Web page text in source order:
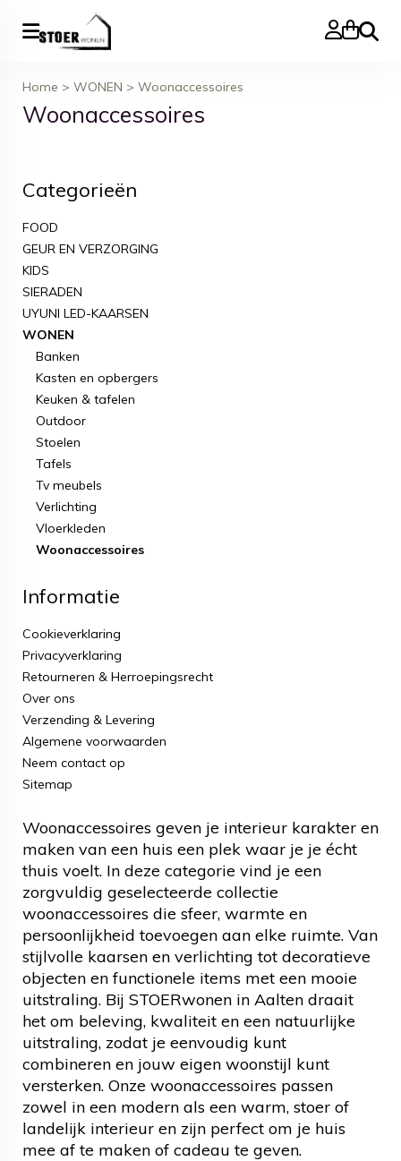
Zoeken
Home > WONEN > Woonaccessoires
Woonaccessoires
Categorieën
FOOD
GEUR EN VERZORGING
KIDS
SIERADEN
UYUNI LED-KAARSEN
WONEN
Banken
Kasten en opbergers
Keuken & tafelen
Outdoor
Stoelen
Tafels
Tv meubels
Verlichting
Vloerkleden
Woonaccessoires
Informatie
Cookieverklaring
Privacyverklaring
Retourneren & Herroepingsrecht
Over ons
Verzending & Levering
Algemene voorwaarden
Neem contact op
Sitemap
Woonaccessoires geven je interieur karakter en
maken van een huis een plek waar je je écht
thuis voelt. In deze categorie vind je een
zorgvuldig geselecteerde collectie
woonaccessoires die sfeer, warmte en
persoonlijkheid toevoegen aan elke ruimte. Van
stijlvolle kaarsen en verlichting tot decoratieve
objecten en functionele items met een mooie
uitstraling. Bij STOERwonen in Aalten draait
het om beleving, kwaliteit en een natuurlijke
uitstraling, zodat je eenvoudig kunt
combineren en jouw eigen woonstijl kunt
versterken. Onze woonaccessoires passen
zowel in een modern als een warm, stoer of
landelijk interieur en zijn perfect om je huis
mee af te maken of cadeau te geven.